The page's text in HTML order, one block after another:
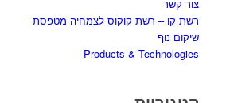
צור קשר
רשת קו – רשת קוקוס לצמחיה מטפסת
שיקום נוף
Products & Technologies